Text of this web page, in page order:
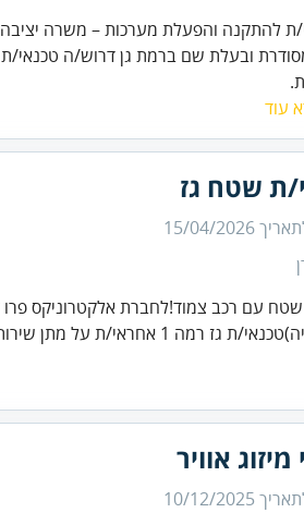
ובעלת שם ברמת גן דרוש/ה טכנאי/ת
עוד
ת שטח גז
15/04/2026
עם רכב צמוד!לחברת אלקטרוניקס פרו
1 אחראי/ת על מתן שירות תיקונים ותחזוקה ...
אוויר
10/12/2025